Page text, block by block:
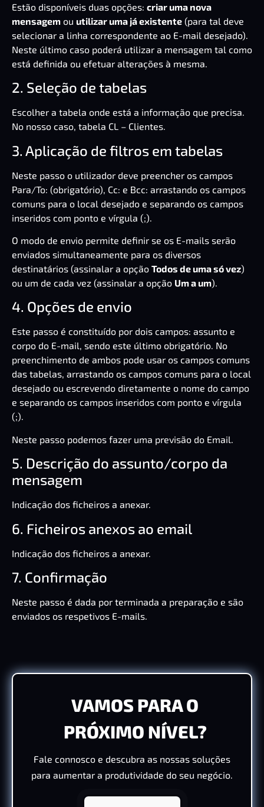
Estão disponíveis duas opções: criar uma nova
mensagem ou utilizar uma já existente (para tal deve
selecionar a linha correspondente ao E-mail desejado).
Neste último caso poderá utilizar a mensagem tal como
está definida ou efetuar alterações à mesma.
2. Seleção de tabelas
Escolher a tabela onde está a informação que precisa.
No nosso caso, tabela CL – Clientes.
3. Aplicação de filtros em tabelas
Neste passo o utilizador deve preencher os campos
Para/To: (obrigatório), Cc: e Bcc: arrastando os campos
comuns para o local desejado e separando os campos
inseridos com ponto e vírgula (;).
O modo de envio permite definir se os E-mails serão
enviados simultaneamente para os diversos
destinatários (assinalar a opção Todos de uma só vez)
ou um de cada vez (assinalar a opção Um a um).
4. Opções de envio
Este passo é constituído por dois campos: assunto e
corpo do E-mail, sendo este último obrigatório. No
preenchimento de ambos pode usar os campos comuns
das tabelas, arrastando os campos comuns para o local
desejado ou escrevendo diretamente o nome do campo
e separando os campos inseridos com ponto e vírgula
(;).
Neste passo podemos fazer uma previsão do Email.
5. Descrição do assunto/corpo da
mensagem
Indicação dos ficheiros a anexar.
6. Ficheiros anexos ao email
Indicação dos ficheiros a anexar.
7. Confirmação
Neste passo é dada por terminada a preparação e são
enviados os respetivos E-mails.
VAMOS PARA O
PRÓXIMO NÍVEL?
Fale connosco e descubra as nossas soluções
para aumentar a produtividade do seu negócio.